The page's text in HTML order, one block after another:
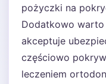
pożyczki na
Dodatkowo
akceptuje
częściowo
leczeniem